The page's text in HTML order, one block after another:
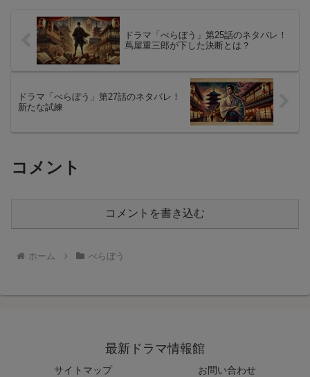
ドラマ「べらぼう」第25話のネタバレ！
蔦屋重三郎が下した決断とは？
ドラマ「べらぼう」第27話のネタバレ！
新たな試練
コメント
コメントを書き込む
ホーム べらぼう
最新ドラマ情報館
サイトマップ
お問い合わせ